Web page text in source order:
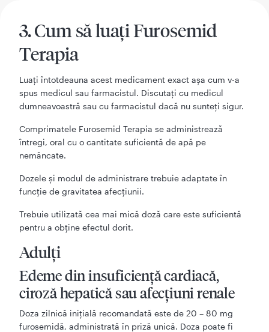
3. Cum să luaţi Furosemid
Terapia
Luaţi întotdeauna acest medicament exact aşa cum v-a
spus medicul sau farmacistul. Discutaţi cu medicul
dumneavoastră sau cu farmacistul dacă nu sunteţi sigur.
Comprimatele Furosemid Terapia se administrează
întregi, oral cu o cantitate suficientă de apă pe
nemâncate.
Dozele şi modul de administrare trebuie adaptate în
funcţie de gravitatea afecţiunii.
Trebuie utilizată cea mai mică doză care este suficientă
pentru a obţine efectul dorit.
Adulţi
Edeme din insuficienţă cardiacă,
ciroză hepatică sau afecţiuni renale
Doza zilnică iniţială recomandată este de 20 – 80 mg
furosemidă, administrată în priză unică. Doza poate fi